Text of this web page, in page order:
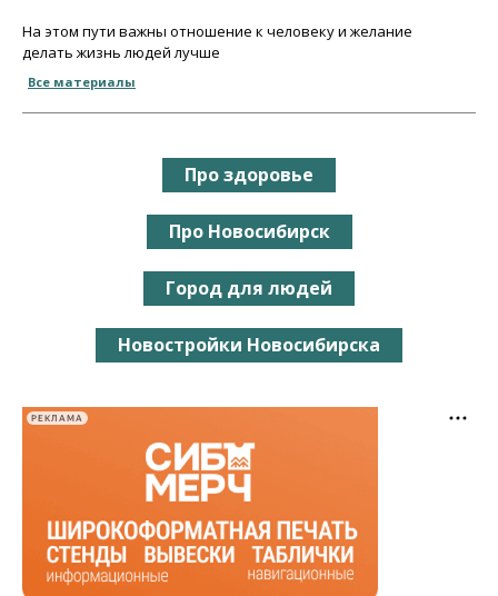
На этом пути важны отношение к человеку и желание
делать жизнь людей лучше
Все материалы
Про здоровье
Про Новосибирск
Город для людей
Новостройки Новосибирска
РЕКЛАМА